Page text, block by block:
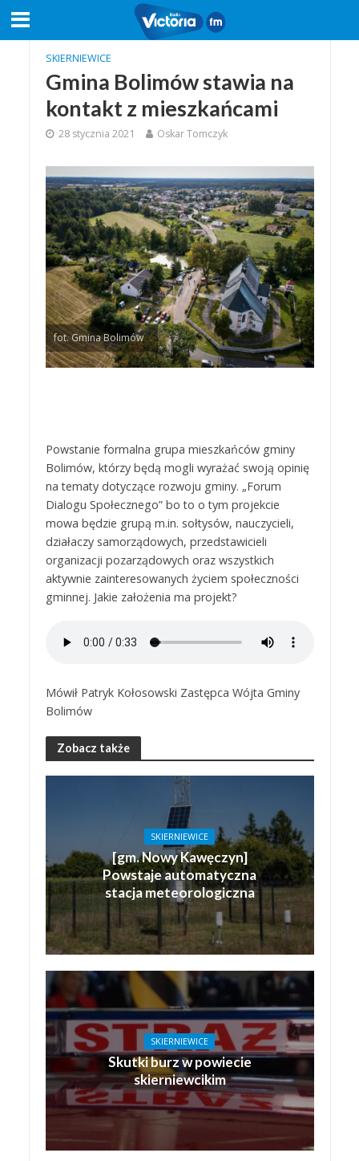
SKIERNIEWICE
Gmina Bolimów stawia na
kontakt z mieszkańcami
28 stycznia 2021 Oskar Tomczyk
fot. Gmina Bolimów
Powstanie formalna grupa mieszkańców gminy
Bolimów, którzy będą mogli wyrażać swoją opinię
na tematy dotyczące rozwoju gminy. „Forum
Dialogu Społecznego” bo to o tym projekcie
mowa będzie grupą m.in. sołtysów, nauczycieli,
działaczy samorządowych, przedstawicieli
organizacji pozarządowych oraz wszystkich
aktywnie zainteresowanych życiem społeczności
gminnej. Jakie założenia ma projekt?
Mówił Patryk Kołosowski Zastępca Wójta Gminy
Bolimów
Zobacz także
SKIERNIEWICE
[gm. Nowy Kawęczyn]
Powstaje automatyczna
stacja meteorologiczna
SKIERNIEWICE
Skutki burz w powiecie
skierniewcikim